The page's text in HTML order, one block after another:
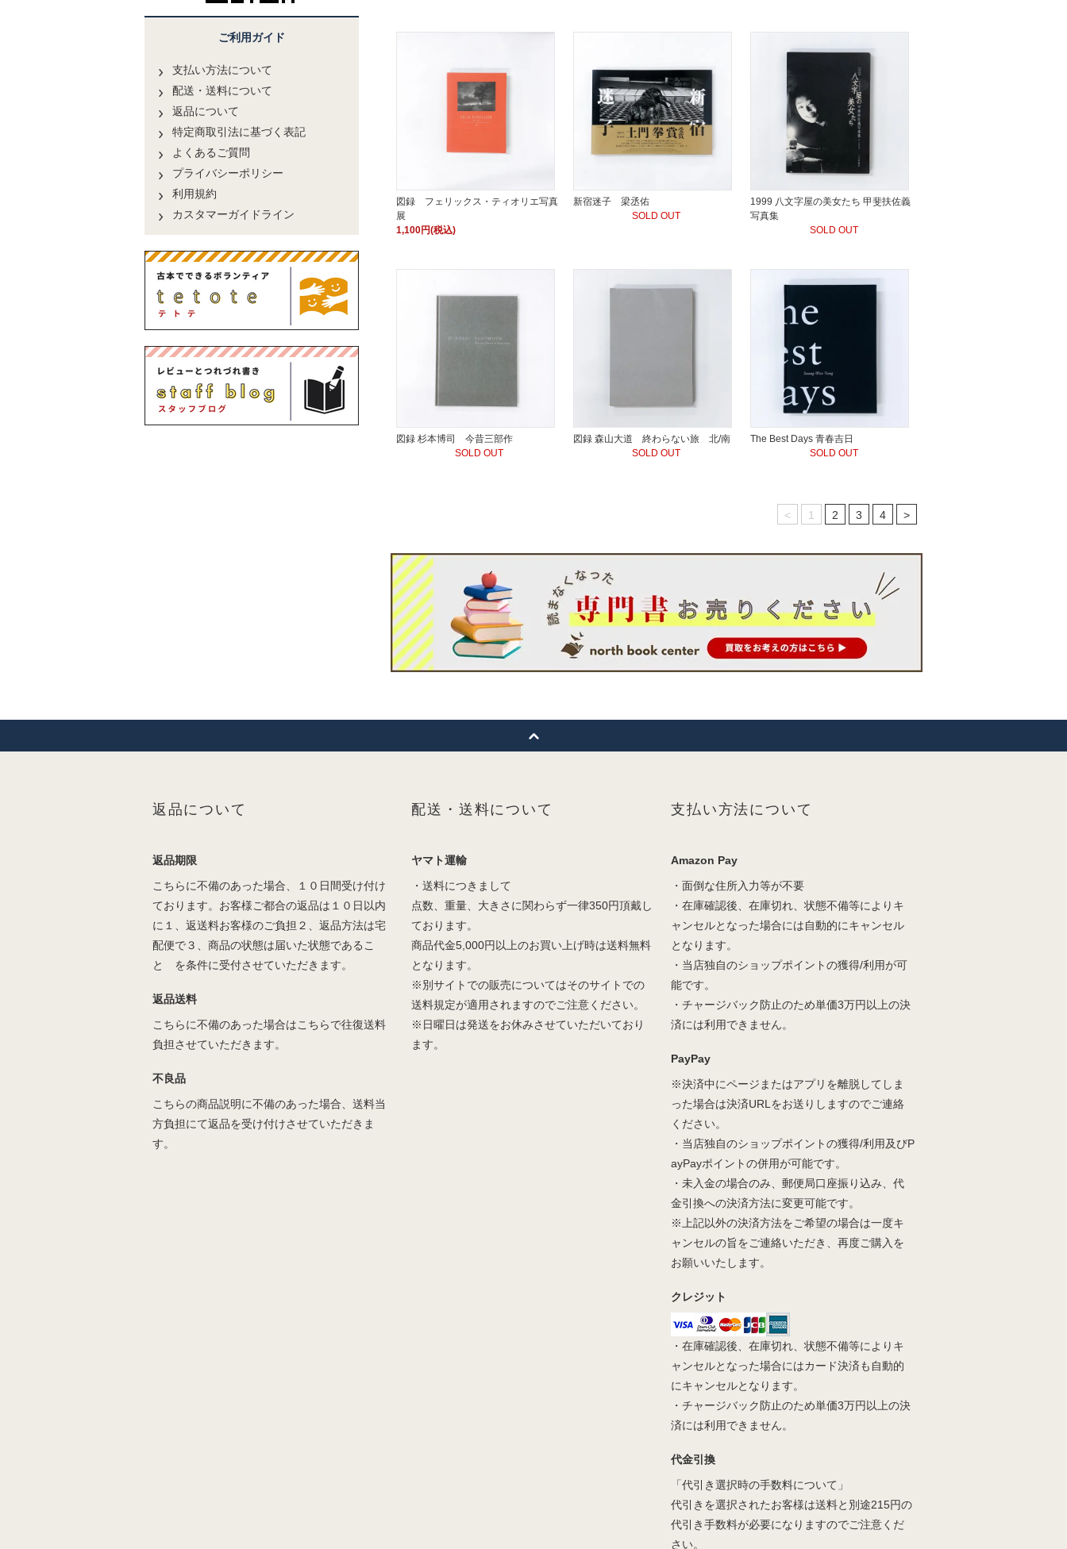
図録 フェリックス・ティオリエ写真
展
1,100円(税込)
新宿迷子 梁丞佑
SOLD OUT
1999 八文字屋の美女たち 甲斐扶佐義
写真集
SOLD OUT
図録 杉本博司 今昔三部作
SOLD OUT
図録 森山大道 終わらない旅 北/南
SOLD OUT
The Best Days 青春吉日
SOLD OUT
< 1 2 3 4 >
ご利用ガイド
支払い方法について
配送・送料について
返品について
特定商取引法に基づく表記
よくあるご質問
プライバシーポリシー
利用規約
カスタマーガイドライン
返品について
返品期限
こちらに不備のあった場合、１０日間受け付け
ております。お客様ご都合の返品は１０日以内
に１、返送料お客様のご負担２、返品方法は宅
配便で３、商品の状態は届いた状態であるこ
と を条件に受付させていただきます。
返品送料
こちらに不備のあった場合はこちらで往復送料
負担させていただきます。
不良品
こちらの商品説明に不備のあった場合、送料当
方負担にて返品を受け付けさせていただきま
す。
配送・送料について
ヤマト運輸
・送料につきまして
点数、重量、大きさに関わらず一律350円頂戴し
ております。
商品代金5,000円以上のお買い上げ時は送料無料
となります。
※別サイトでの販売についてはそのサイトでの
送料規定が適用されますのでご注意ください。
※日曜日は発送をお休みさせていただいており
ます。
支払い方法について
Amazon Pay
・面倒な住所入力等が不要
・在庫確認後、在庫切れ、状態不備等によりキ
ャンセルとなった場合には自動的にキャンセル
となります。
・当店独自のショップポイントの獲得/利用が可
能です。
・チャージバック防止のため単価3万円以上の決
済には利用できません。
PayPay
※決済中にページまたはアプリを離脱してしま
った場合は決済URLをお送りしますのでご連絡
ください。
・当店独自のショップポイントの獲得/利用及びP
ayPayポイントの併用が可能です。
・未入金の場合のみ、郵便局口座振り込み、代
金引換への決済方法に変更可能です。
※上記以外の決済方法をご希望の場合は一度キ
ャンセルの旨をご連絡いただき、再度ご購入を
お願いいたします。
クレジット
・在庫確認後、在庫切れ、状態不備等によりキ
ャンセルとなった場合にはカード決済も自動的
にキャンセルとなります。
・チャージバック防止のため単価3万円以上の決
済には利用できません。
代金引換
「代引き選択時の手数料について」
代引きを選択されたお客様は送料と別途215円の
代引き手数料が必要になりますのでご注意くだ
さい。